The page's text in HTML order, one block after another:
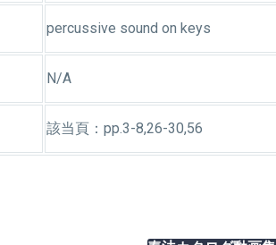
percussive sound on keys
N/A
該当頁：pp.3-8,26-30,56